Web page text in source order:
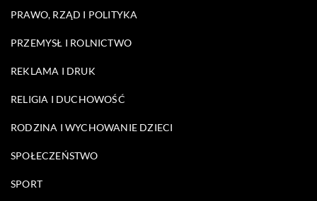
PRAWO, RZĄD I POLITYKA
PRZEMYSŁ I ROLNICTWO
REKLAMA I DRUK
RELIGIA I DUCHOWOŚĆ
RODZINA I WYCHOWANIE DZIECI
SPOŁECZEŃSTWO
SPORT